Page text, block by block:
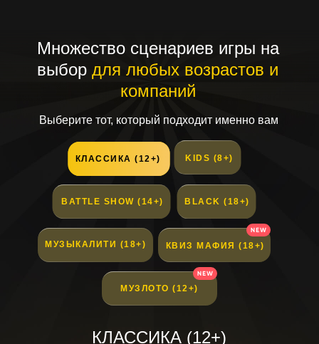
Множество сценариев игры на
выбор для любых возрастов и
компаний
Выберите тот, который подходит именно вам
КЛАССИКА (12+) KIDS (8+)
BATTLE SHOW (14+)
КВИЗ МАФИЯ (18+)
МУЗЫКАЛИТИ (18+)
BLACK (18+)
КЛАССИКА (12+)
МУЗЛОТО (12+)